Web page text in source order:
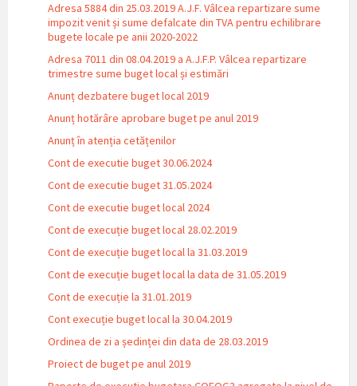
Adresa 5884 din 25.03.2019 A.J.F. Vâlcea repartizare sume
impozit venit și sume defalcate din TVA pentru echilibrare
bugete locale pe anii 2020-2022
Adresa 7011 din 08.04.2019 a A.J.F.P. Vâlcea repartizare
trimestre sume buget local și estimări
Anunț dezbatere buget local 2019
Anunț hotărâre aprobare buget pe anul 2019
Anunț în atenția cetățenilor
Cont de executie buget 30.06.2024
Cont de executie buget 31.05.2024
Cont de executie buget local 2024
Cont de execuție buget local 28.02.2019
Cont de execuție buget local la 31.03.2019
Cont de execuție buget local la data de 31.05.2019
Cont de execuție la 31.01.2019
Cont execuție buget local la 30.04.2019
Ordinea de zi a ședinței din data de 28.03.2019
Proiect de buget pe anul 2019